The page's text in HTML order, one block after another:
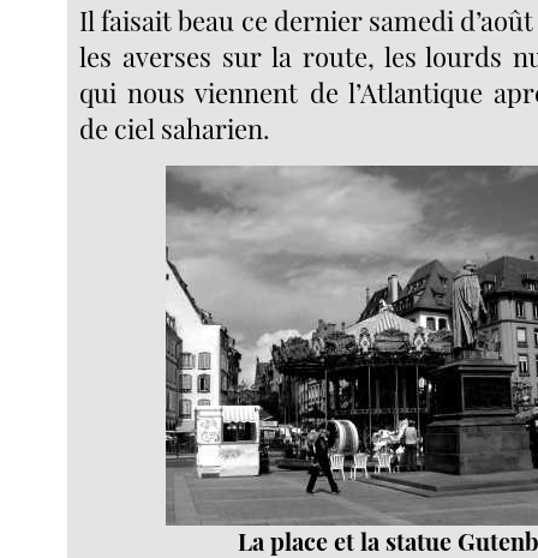
Il faisait beau ce dernier samedi
les averses sur la route, les lourds
qui nous viennent de l’Atlantique
de ciel saharien.
La place et la statue